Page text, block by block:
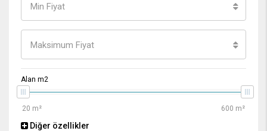
Min Fiyat
Maksimum Fiyat
Alan m2
Diğer özellikler